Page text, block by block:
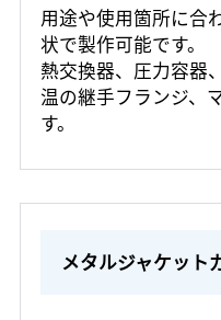
用途や使用箇所に合
状で製作可能です。
熱交換器、圧力容器
温の継手フランジ、
す。
メタルジャケット